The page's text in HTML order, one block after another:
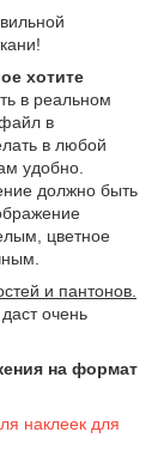
хотите
в реальном
в
в любой
удобно.
должно быть
цветное
и пантонов.
очень
на формат
наклеек для